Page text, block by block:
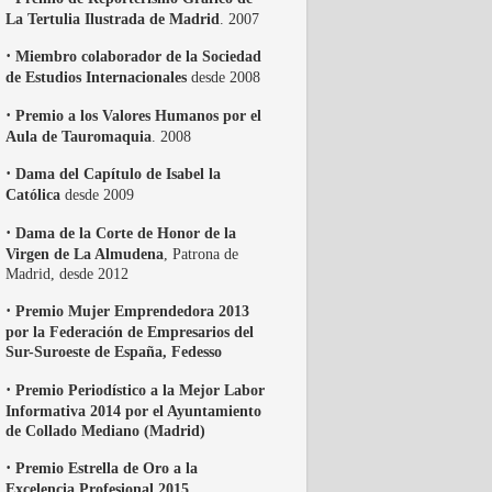
La Tertulia Ilustrada de Madrid . 2007
· Miembro colaborador de la Sociedad
de Estudios Internacionales desde 2008
· Premio a los Valores Humanos por el
Aula de Tauromaquia . 2008
· Dama del Capítulo de Isabel la
Católica desde 2009
· Dama de la Corte de Honor de la
Virgen de La Almudena , Patrona de
Madrid, desde 2012
· Premio Mujer Emprendedora 2013
por la Federación de Empresarios del
Sur-Suroeste de España, Fedesso
· Premio Periodístico a la Mejor Labor
Informativa 2014 por el Ayuntamiento
de Collado Mediano (Madrid)
· Premio Estrella de Oro a la